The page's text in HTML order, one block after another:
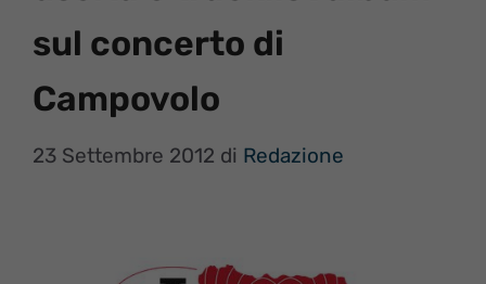
sul concerto di
Campovolo
23 Settembre 2012 di Redazione